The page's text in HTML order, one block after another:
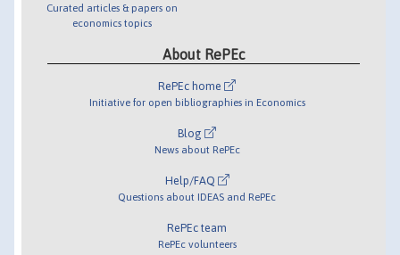
Curated articles & papers on
economics topics
About RePEc
RePEc home
Initiative for open bibliographies in Economics
Blog
News about RePEc
Help/FAQ
Questions about IDEAS and RePEc
RePEc team
RePEc volunteers